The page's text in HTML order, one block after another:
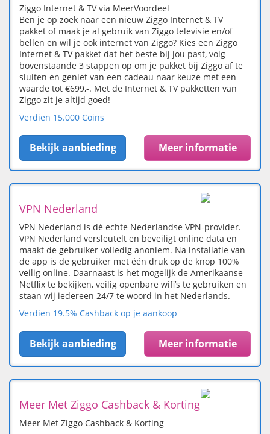
Ziggo Internet & TV via MeerVoordeel
Ben je op zoek naar een nieuw Ziggo Internet & TV
pakket of maak je al gebruik van Ziggo televisie en/of
bellen en wil je ook internet van Ziggo? Kies een Ziggo
Internet & TV pakket dat het beste bij jou past, volg
bovenstaande 3 stappen op om je pakket bij Ziggo af te
sluiten en geniet van een cadeau naar keuze met een
waarde tot €699,-. Met de Internet & TV pakketten van
Ziggo zit je altijd goed!
Verdien 15.000 Coins
Bekijk aanbieding Meer informatie
VPN Nederland
VPN Nederland is dé echte Nederlandse VPN-provider.
VPN Nederland versleutelt en beveiligt online data en
maakt de gebruiker volledig anoniem. Na installatie van
de app is de gebruiker met één druk op de knop 100%
veilig online. Daarnaast is het mogelijk de Amerikaanse
Netflix te bekijken, veilig openbare wifi’s te gebruiken en
staan wij iedereen 24/7 te woord in het Nederlands.
Verdien 19.5% Cashback op je aankoop
Bekijk aanbieding Meer informatie
Meer Met Ziggo Cashback & Korting
Meer Met Ziggo Cashback & Korting